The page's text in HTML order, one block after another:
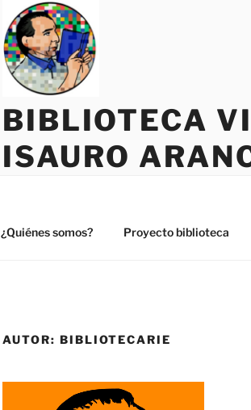
BIBLIOTECA
ISAURO
¿Quiénes somos? Proyecto biblioteca
AUTOR: BIBLIOTECARIE